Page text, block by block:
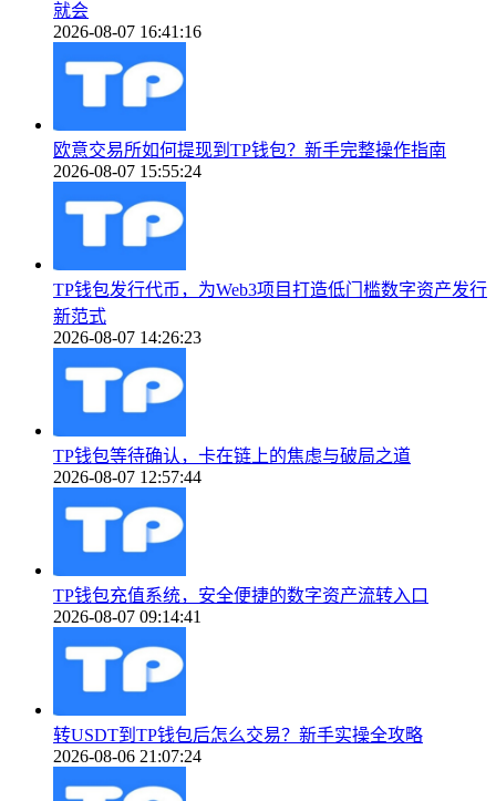
就会
2026-08-07 16:41:16
欧意交易所如何提现到TP钱包？新手完整操作指南
2026-08-07 15:55:24
TP钱包发行代币，为Web3项目打造低门槛数字资产发行
新范式
2026-08-07 14:26:23
TP钱包等待确认，卡在链上的焦虑与破局之道
2026-08-07 12:57:44
TP钱包充值系统，安全便捷的数字资产流转入口
2026-08-07 09:14:41
转USDT到TP钱包后怎么交易？新手实操全攻略
2026-08-06 21:07:24